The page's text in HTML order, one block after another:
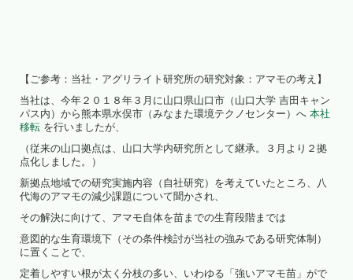
【ご参考：当社・アグリライト研究所の研究対象：アマモの考え】
当社は、今年２０１８年３月に山口県山口市（山口大学 吉田キャン
パス内）から熊本県水俣市（みなまた環境テクノセンター）へ 本社
移転 を行いましたが、
（従来の山口拠点は、山口大学内研究所として継承。３月より２拠
点化しました。）
新拠点地域での研究実施内容（自社研究）を考えていたところ、八
代海のアマモの減少課題について聞かされ、
その解決に向けて、アマモ自体を苗までの生育段階までは
意図的な生育環境下（その条件検討が当社の強みである研究体制）
に置くことで、
定着しやすい根が太く分枝の多い、いわゆる「強いアマモ苗」がで